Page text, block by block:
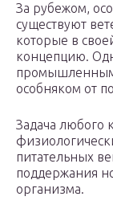
За рубежом,
существуют
которые в
концепцию.
особняком от
Задача любого
питательных
поддержания
организма.